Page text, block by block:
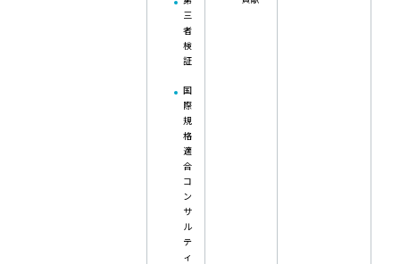
三
者
検
証
国
際
規
格
適
合
コ
ン
サ
ル
テ
ィ